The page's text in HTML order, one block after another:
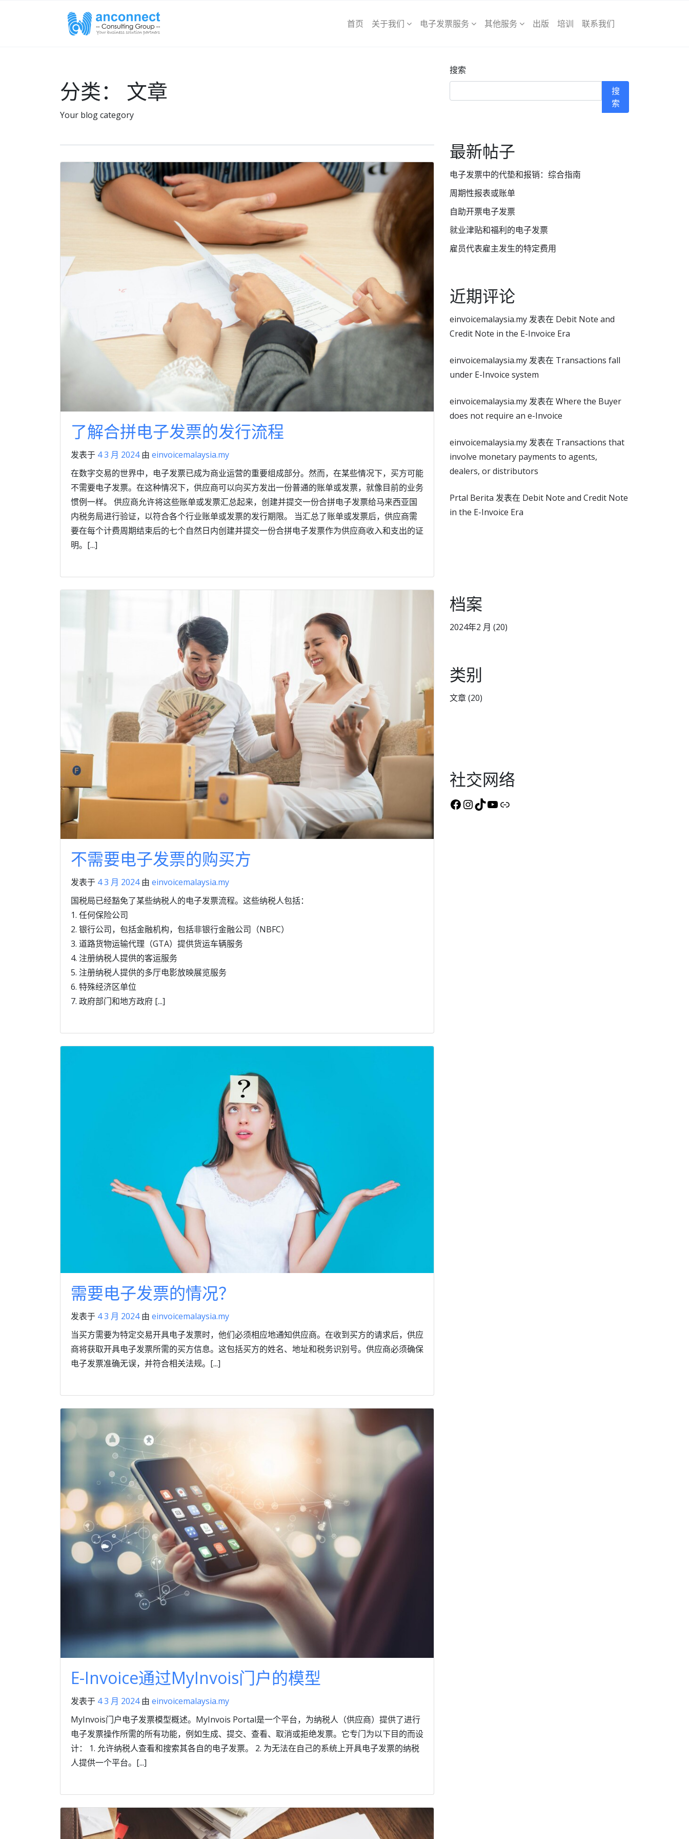
首页 关于我们 电子发票服务 其他服务 出版 培训 联系我们
分类： 文章
Your blog category
了解合拼电子发票的发行流程
发表于 4 3 月 2024由 einvoicemalaysia.my
在数字交易的世界中，电子发票已成为商业运营的重要组成部分。然而，在某些情况下，买方可能
不需要电子发票。在这种情况下，供应商可以向买方发出一份普通的账单或发票，就像目前的业务
惯例一样。 供应商允许将这些账单或发票汇总起来，创建并提交一份合拼电子发票给马来西亚国
内税务局进行验证，以符合各个行业账单或发票的发行期限。 当汇总了账单或发票后，供应商需
要在每个计费周期结束后的七个自然日内创建并提交一份合拼电子发票作为供应商收入和支出的证
明。[...]
不需要电子发票的购买方
发表于 4 3 月 2024由 einvoicemalaysia.my
国税局已经豁免了某些纳税人的电子发票流程。这些纳税人包括：
1. 任何保险公司
2. 银行公司，包括金融机构，包括非银行金融公司（NBFC）
3. 道路货物运输代理（GTA）提供货运车辆服务
4. 注册纳税人提供的客运服务
5. 注册纳税人提供的多厅电影放映展览服务
6. 特殊经济区单位
7. 政府部门和地方政府 [...]
需要电子发票的情况？
发表于 4 3 月 2024由 einvoicemalaysia.my
当买方需要为特定交易开具电子发票时，他们必须相应地通知供应商。在收到买方的请求后，供应
商将获取开具电子发票所需的买方信息。这包括买方的姓名、地址和税务识别号。供应商必须确保
电子发票准确无误，并符合相关法规。[...]
E-Invoice通过MyInvois门户的模型
发表于 4 3 月 2024由 einvoicemalaysia.my
MyInvois门户电子发票模型概述。MyInvois Portal是一个平台，为纳税人（供应商）提供了进行
电子发票操作所需的所有功能，例如生成、提交、查看、取消或拒绝发票。它专门为以下目的而设
计： 1. 允许纳税人查看和搜索其各自的电子发票。 2. 为无法在自己的系统上开具电子发票的纳税
人提供一个平台。[...]
搜索
搜
索
最新帖子
电子发票中的代垫和报销：综合指南
周期性报表或账单
自助开票电子发票
就业津贴和福利的电子发票
雇员代表雇主发生的特定费用
近期评论
einvoicemalaysia.my发表在 Debit Note and
Credit Note in the E-Invoice Era
einvoicemalaysia.my发表在 Transactions fall
under E-Invoice system
einvoicemalaysia.my发表在 Where the Buyer
does not require an e-Invoice
einvoicemalaysia.my发表在 Transactions that
involve monetary payments to agents,
dealers, or distributors
Prtal Berita 发表在 Debit Note and Credit Note
in the E-Invoice Era
档案
2024年2 月 (20)
类别
文章(20)
社交网络
Facebook
Instagram
TikTok
YouTube
Link